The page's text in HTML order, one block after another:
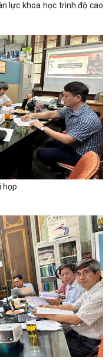
lực khoa học trình độ cao
họp